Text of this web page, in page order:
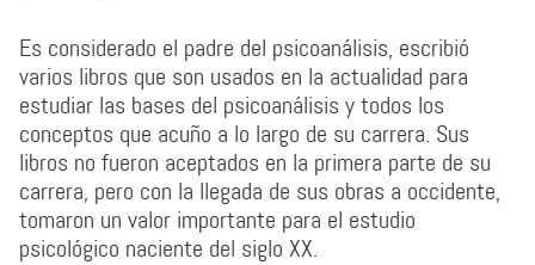
Es considerado el padre del psicoanálisis, escribió
varios libros que son usados en la actualidad para
estudiar las bases del psicoanálisis y todos los
conceptos que acuño a lo largo de su carrera. Sus
libros no fueron aceptados en la primera parte de su
carrera, pero con la llegada de sus obras a occidente,
tomaron un valor importante para el estudio
psicológico naciente del siglo XX.